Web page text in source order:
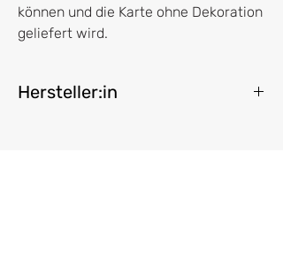
können und die Karte ohne Dekoration
geliefert wird.
Hersteller:in